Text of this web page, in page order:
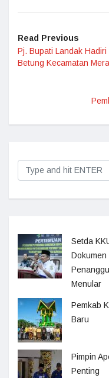
Read Previous
Pj. Bupati Landak
Betung Kecamatan
Setda
Menular
Pemkab
Baru
Pimpin
Penting